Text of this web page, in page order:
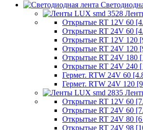
Открытые RT 12V 60
Открытые RT 24V 60
Открытые RT 12V 120
Открытые RT 24V 120
Открытые RT 24V 180
Открытые RT 24V 240
Гермет. RTW 24V 60
Гермет. RTW 24V 120
Открытые RT 12V 60
Открытые RT 24V 60
Открытые RT 24V 80
Открытые RT 24V 98